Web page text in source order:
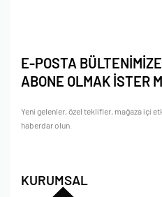
KURUMSAL
E-POSTA BÜLTENİMİZE
ABONE OLMAK İSTER
Yeni gelenler, özel teklifler, mağaza içi
haberdar olun.